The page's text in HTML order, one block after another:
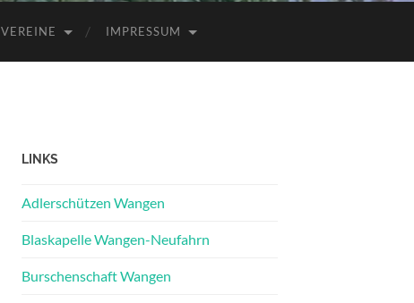
VEREINE IMPRESSUM
LINKS
Adlerschützen Wangen
Blaskapelle Wangen-Neufahrn
Burschenschaft Wangen